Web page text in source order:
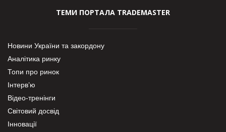
ТЕМИ ПОРТАЛА TRADEMASTER
Новини України та закордону
Аналітика ринку
Топи про ринок
Інтерв’ю
Відео-тренінги
Світовий досвід
Інновації